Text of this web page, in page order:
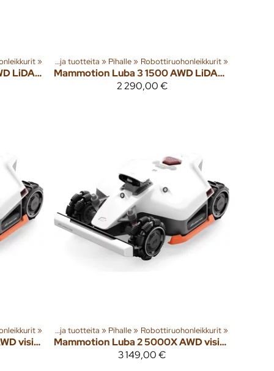
‪»
Luba 3 5000 AWD LiDAR & RTK robottiruohonleikkuri
Tuoteryhmiä ja tuotteita ‪» Pihalle‪» Robottiruohonleikkurit‪»
Mammotion
Luba 3 1500 AWD LiDAR & vision robottiruohonleikkuri
2 290,00 €
‪»
Luba 2 3000X AWD vision & RTK robottiruohonleikkuri
Tuoteryhmiä ja tuotteita ‪» Pihalle‪» Robottiruohonleikkurit‪»
Mammotion
Luba 2 5000X AWD vision & RTK robottiruohonleikkuri
3 149,00 €